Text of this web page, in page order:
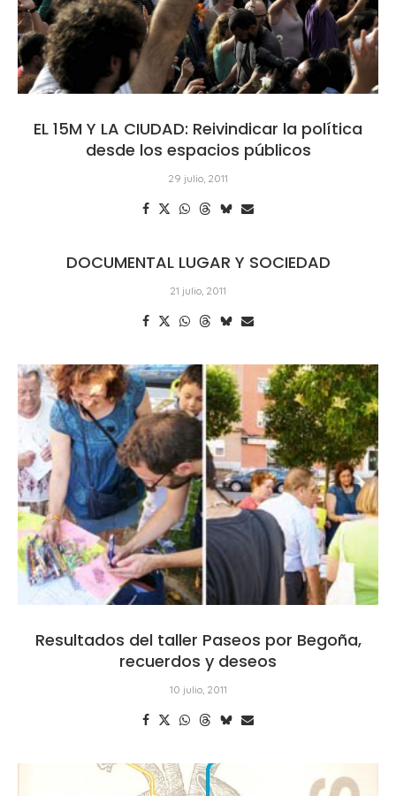
EL 15M Y LA CIUDAD: Reivindicar la política
desde los espacios públicos
29 julio, 2011
DOCUMENTAL LUGAR Y SOCIEDAD
21 julio, 2011
Resultados del taller Paseos por Begoña,
recuerdos y deseos
10 julio, 2011